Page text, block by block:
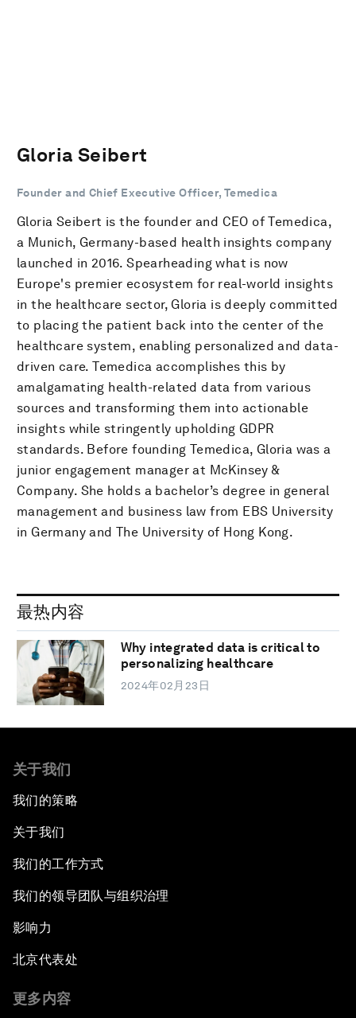
Gloria Seibert
Founder and Chief Executive Officer, Temedica
Gloria Seibert is the founder and CEO of Temedica,
a Munich, Germany-based health insights company
launched in 2016. Spearheading what is now
Europe's premier ecosystem for real-world insights
in the healthcare sector, Gloria is deeply committed
to placing the patient back into the center of the
healthcare system, enabling personalized and data-
driven care. Temedica accomplishes this by
amalgamating health-related data from various
sources and transforming them into actionable
insights while stringently upholding GDPR
standards. Before founding Temedica, Gloria was a
junior engagement manager at McKinsey &
Company. She holds a bachelor’s degree in general
management and business law from EBS University
in Germany and The University of Hong Kong.
最热内容
Why integrated data is critical to
personalizing healthcare
2024年02月23日
关于我们
我们的策略
关于我们
我们的工作方式
我们的领导团队与组织治理
影响力
北京代表处
更多内容